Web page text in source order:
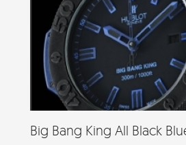
Big Bang King All Black